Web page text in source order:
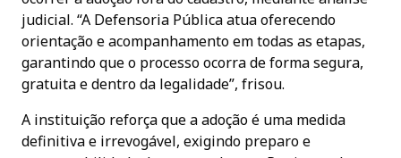
judicial. “A Defensoria Pública atua oferecendo
orientação e acompanhamento em todas as etapas,
garantindo que o processo ocorra de forma segura,
gratuita e dentro da legalidade”, frisou.
A instituição reforça que a adoção é uma medida
definitiva e irrevogável, exigindo preparo e